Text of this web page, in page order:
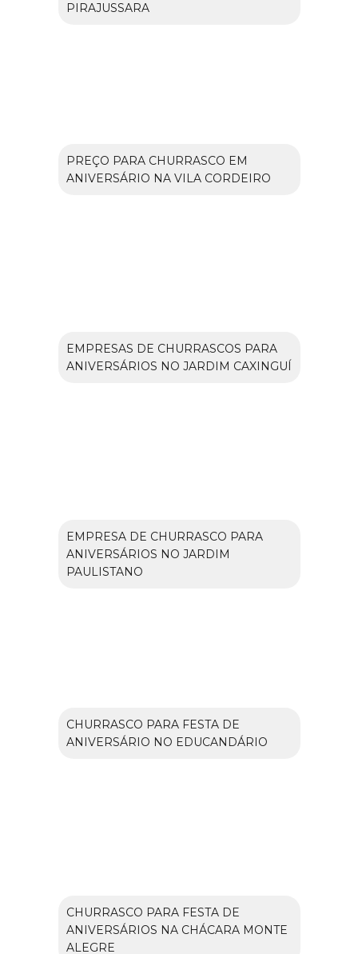
PIRAJUSSARA
PREÇO PARA CHURRASCO EM
ANIVERSÁRIO NA VILA CORDEIRO
EMPRESAS DE CHURRASCOS PARA
ANIVERSÁRIOS NO JARDIM CAXINGUÍ
EMPRESA DE CHURRASCO PARA
ANIVERSÁRIOS NO JARDIM
PAULISTANO
CHURRASCO PARA FESTA DE
ANIVERSÁRIO NO EDUCANDÁRIO
CHURRASCO PARA FESTA DE
ANIVERSÁRIOS NA CHÁCARA MONTE
ALEGRE